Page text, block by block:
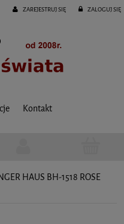
ZAREJESTRUJ SIĘ ZALOGUJ SIĘ
Kontakt
HAUS BH-1518 ROSE